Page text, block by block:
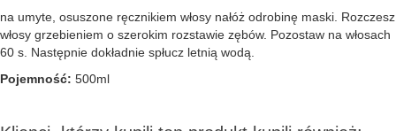
na umyte, osuszone ręcznikiem włosy nałóż odrobinę maski. Rozczesz
włosy grzebieniem o szerokim rozstawie zębów. Pozostaw na włosach
60 s. Następnie dokładnie spłucz letnią wodą.
Pojemność: 500ml